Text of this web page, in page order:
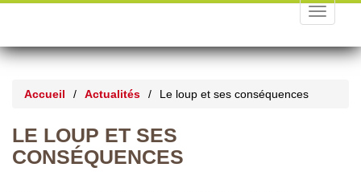
Toggle
Accueil / Actualités / Le loup et ses conséquences
LE LOUP ET SES
CONSÉQUENCES